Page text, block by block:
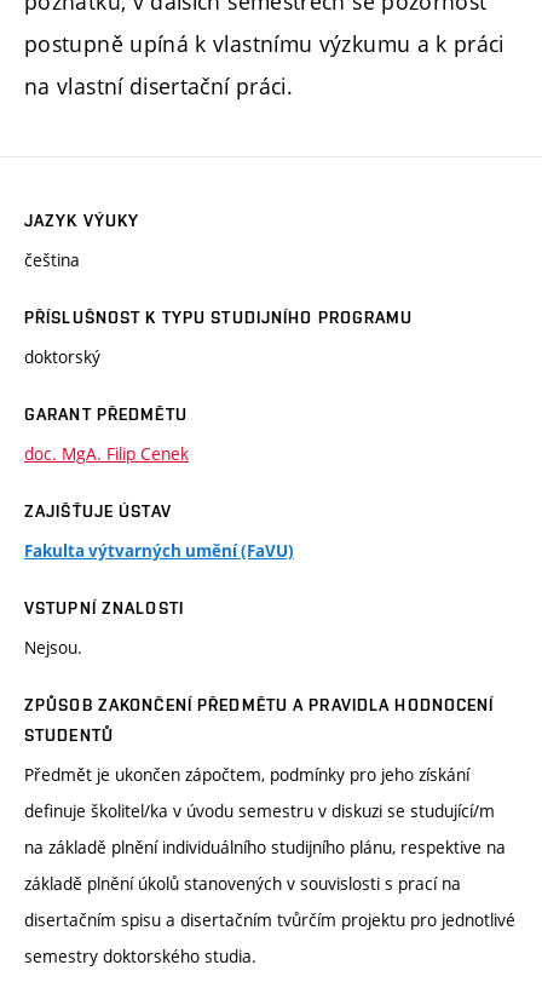
postupně upíná k vlastnímu výzkumu a k práci
na vlastní disertační práci.
JAZYK VÝUKY
čeština
PŘÍSLUŠNOST K TYPU STUDIJNÍHO PROGRAMU
doktorský
GARANT PŘEDMĚTU
doc. MgA. Filip Cenek
ZAJIŠŤUJE ÚSTAV
Fakulta výtvarných umění (FaVU)
VSTUPNÍ ZNALOSTI
Nejsou.
ZPŮSOB ZAKONČENÍ PŘEDMĚTU A PRAVIDLA HODNOCENÍ
STUDENTŮ
Předmět je ukončen zápočtem, podmínky pro jeho získání
definuje školitel/ka v úvodu semestru v diskuzi se studující/m
na základě plnění individuálního studijního plánu, respektive na
základě plnění úkolů stanovených v souvislosti s prací na
disertačním spisu a disertačním tvůrčím projektu pro jednotlivé
semestry doktorského studia.